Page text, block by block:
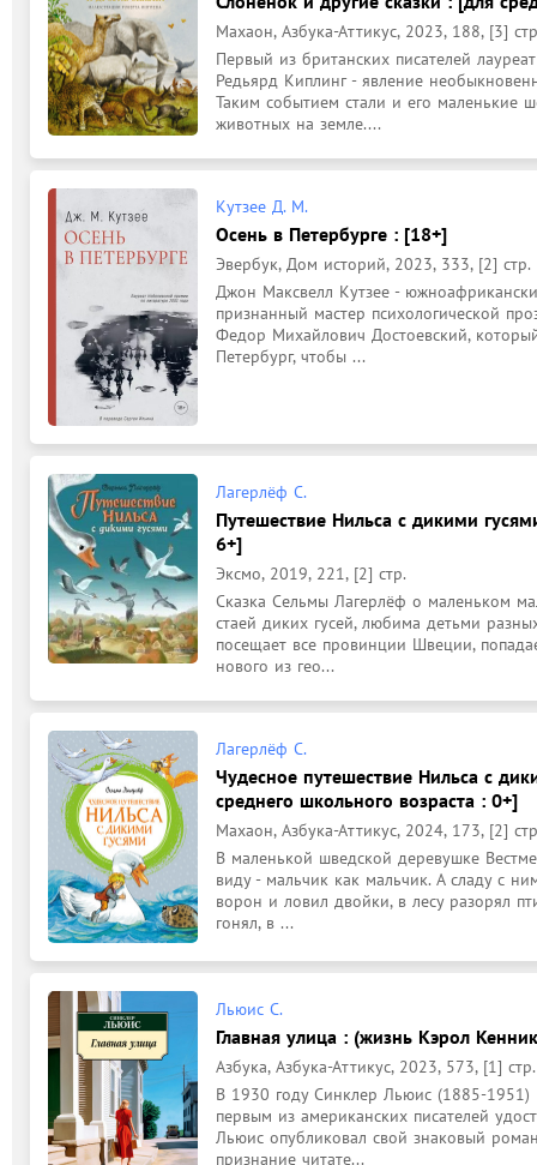
Махаон, Азбука-Аттикус, 2023, 188, [3]
Первый из британских писателей
Редьярд Киплинг - явление
Таким событием стали и его
животных на земле....
Кутзее Д. М.
Осень в Петербурге : [18+]
Эвербук, Дом историй, 2023, 333, [2] стр.
Джон Максвелл Кутзее -
признанный мастер психологической
Федор Михайлович Достоевский,
Петербург, чтобы ...
Лагерлёф С.
Путешествие Нильса с дикими
6+]
Эксмо, 2019, 221, [2] стр.
Сказка Сельмы Лагерлёф о маленьком
стаей диких гусей, любима детьми
посещает все провинции Швеции,
нового из гео...
Лагерлёф С.
Чудесное путешествие Нильса с
среднего школьного возраста : 0+]
Махаон, Азбука-Аттикус, 2024, 173, [2]
В маленькой шведской деревушке
виду - мальчик как мальчик. А сладу с
ворон и ловил двойки, в лесу разорял
гонял, в ...
Льюис С.
Главная улица : (жизнь Кэрол
Азбука, Азбука-Аттикус, 2023, 573, [1] стр.
В 1930 году Синклер Льюис (1885-1951)
первым из американских писателей
Льюис опубликовал свой знаковый
признание читате...